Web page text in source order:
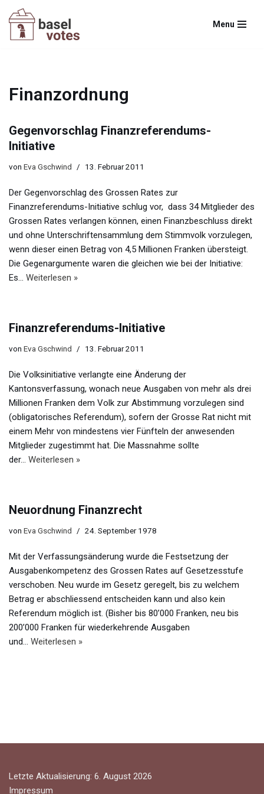
Zum
Menu
Finanzordnung
Gegenvorschlag Finanzreferendums-
Initiative
von Eva Gschwind 13. Februar 2011
Der Gegenvorschlag des Grossen Rates zur
Finanzreferendums-Initiative schlug vor, dass 34 Mitglieder des
Grossen Rates verlangen können, einen Finanzbeschluss direkt
und ohne Unterschriftensammlung dem Stimmvolk vorzulegen,
wenn dieser einen Betrag von 4,5 Millionen Franken übersteigt.
Die Gegenargumente waren die gleichen wie bei der Initiative:
Es… Weiterlesen »
Finanzreferendums-Initiative
von Eva Gschwind 13. Februar 2011
Die Volksinitiative verlangte eine Änderung der
Kantonsverfassung, wonach neue Ausgaben von mehr als drei
Millionen Franken dem Volk zur Abstimmung vorzulegen sind
(obligatorisches Referendum), sofern der Grosse Rat nicht mit
einem Mehr von mindestens vier Fünfteln der anwesenden
Mitglieder zugestimmt hat. Die Massnahme sollte
der… Weiterlesen »
Neuordnung Finanzrecht
von Eva Gschwind 24. September 1978
Mit der Verfassungsänderung wurde die Festsetzung der
Ausgabenkompetenz des Grossen Rates auf Gesetzesstufe
verschoben. Neu wurde im Gesetz geregelt, bis zu welchem
Betrag er abschliessend entscheiden kann und also kein
Referendum möglich ist. (Bisher bis 80’000 Franken, neu bis
200’000 Franken für wiederkehrende Ausgaben
und… Weiterlesen »
Letzte Aktualisierung: 6. August 2026
Impressum